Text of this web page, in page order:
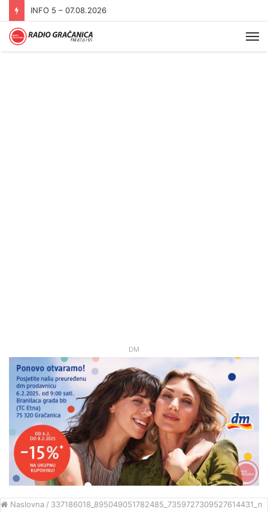
INFO 5 – 06.08.2026.
DM
Naslovna / 337186018_895049051782485_7359727309527614431_n